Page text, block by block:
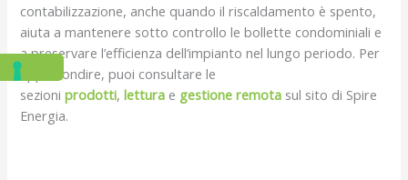
contabilizzazione, anche quando il riscaldamento è spento,
aiuta a mantenere sotto controllo le bollette condominiali e
a preservare l’efficienza dell’impianto nel lungo periodo. Per
approfondire, puoi consultare le
sezioniprodotti,lettura e gestione remota sul sito di Spire
Energia.​